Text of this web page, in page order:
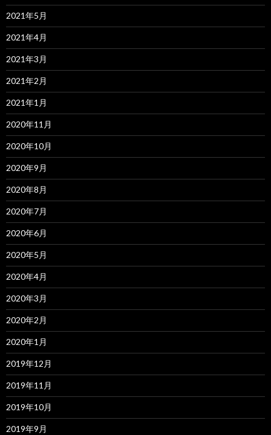
2021年5月
2021年4月
2021年3月
2021年2月
2021年1月
2020年11月
2020年10月
2020年9月
2020年8月
2020年7月
2020年6月
2020年5月
2020年4月
2020年3月
2020年2月
2020年1月
2019年12月
2019年11月
2019年10月
2019年9月